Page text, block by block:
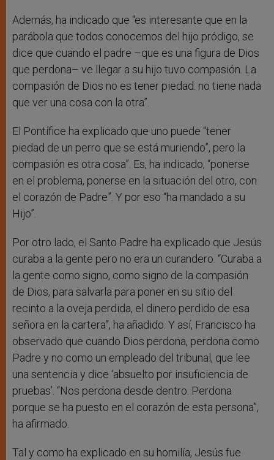
Además, ha indicado que “es interesante que en la
parábola que todos conocemos del hijo pródigo, se
dice que cuando el padre –que es una figura de Dios
que perdona– ve llegar a su hijo tuvo compasión. La
compasión de Dios no es tener piedad: no tiene nada
que ver una cosa con la otra”.
El Pontífice ha explicado que uno puede “tener
piedad de un perro que se está muriendo”, pero la
compasión es otra cosa”. Es, ha indicado, “ponerse
en el problema, ponerse en la situación del otro, con
el corazón de Padre”. Y por eso “ha mandado a su
Hijo”.
Por otro lado, el Santo Padre ha explicado que Jesús
curaba a la gente pero no era un curandero. “Curaba a
la gente como signo, como signo de la compasión
de Dios, para salvarla para poner en su sitio del
recinto a la oveja perdida, el dinero perdido de esa
señora en la cartera”, ha añadido. Y así, Francisco ha
observado que cuando Dios perdona, perdona como
Padre y no como un empleado del tribunal, que lee
una sentencia y dice ‘absuelto por insuficiencia de
pruebas’. “Nos perdona desde dentro. Perdona
porque se ha puesto en el corazón de esta persona”,
ha afirmado.
Tal y como ha explicado en su homilía, Jesús fue